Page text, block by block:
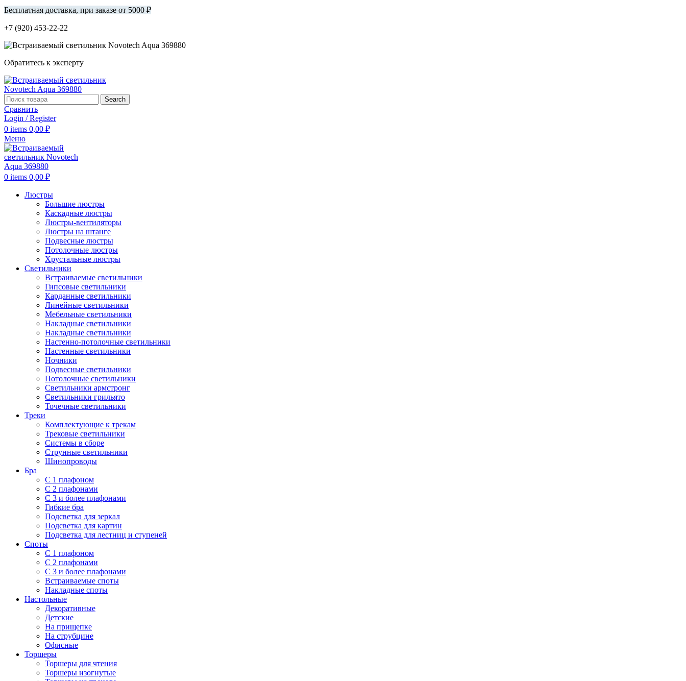
Бесплатная доставка, при заказе от 5000 ₽
+7 (920) 453-22-22
Обратитесь к эксперту
Search
Сравнить
Login / Register
0 items 0,00 ₽
Меню
0 items 0,00 ₽
Люстры
Большие люстры
Каскадные люстры
Люстры-вентиляторы
Люстры на штанге
Подвесные люстры
Потолочные люстры
Хрустальные люстры
Светильники
Встраиваемые светильники
Гипсовые светильники
Карданные светильники
Линейные светильники
Мебельные светильники
Накладные светильники
Накладные светильники
Настенно-потолочные светильники
Настенные светильники
Ночники
Подвесные светильники
Потолочные светильники
Светильники армстронг
Светильники грильято
Точечные светильники
Треки
Комплектующие к трекам
Трековые светильники
Системы в сборе
Струнные светильники
Шинопроводы
Бра
С 1 плафоном
С 2 плафонами
С 3 и более плафонами
Гибкие бра
Подсветка для зеркал
Подсветка для картин
Подсветка для лестниц и ступеней
Споты
С 1 плафоном
С 2 плафонами
С 3 и более плафонами
Встраиваемые споты
Накладные споты
Настольные
Декоративные
Детские
На прищепке
На струбцине
Офисные
Торшеры
Торшеры для чтения
Торшеры изогнутые